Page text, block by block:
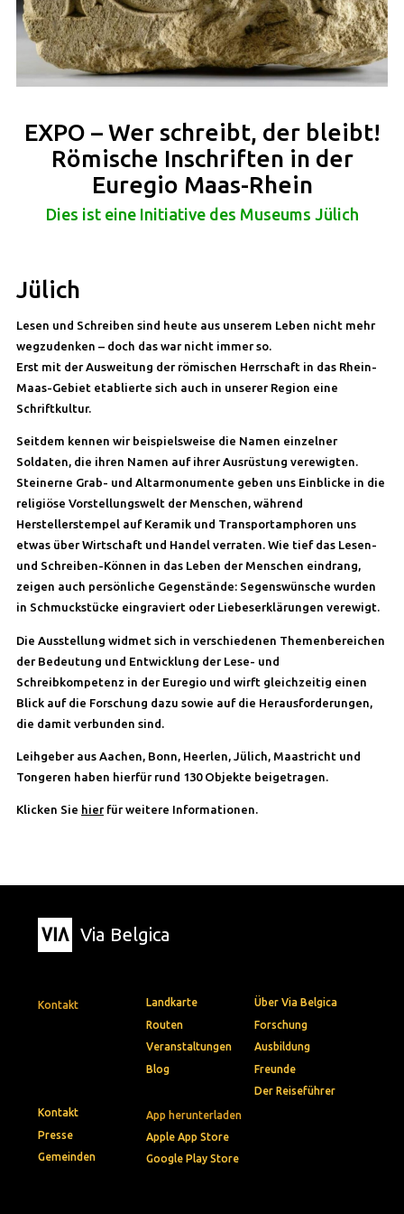
EXPO – Wer schreibt, der bleibt!
Römische Inschriften in der
Euregio Maas-Rhein
Dies ist eine Initiative des Museums Jülich
Jülich
Lesen und Schreiben sind heute aus unserem Leben nicht mehr
wegzudenken – doch das war nicht immer so.
Erst mit der Ausweitung der römischen Herrschaft in das Rhein-
Maas-Gebiet etablierte sich auch in unserer Region eine
Schriftkultur.
Seitdem kennen wir beispielsweise die Namen einzelner
Soldaten, die ihren Namen auf ihrer Ausrüstung verewigten.
Steinerne Grab- und Altarmonumente geben uns Einblicke in die
religiöse Vorstellungswelt der Menschen, während
Herstellerstempel auf Keramik und Transportamphoren uns
etwas über Wirtschaft und Handel verraten. Wie tief das Lesen-
und Schreiben-Können in das Leben der Menschen eindrang,
zeigen auch persönliche Gegenstände: Segenswünsche wurden
in Schmuckstücke eingraviert oder Liebeserklärungen verewigt.
Die Ausstellung widmet sich in verschiedenen Themenbereichen
der Bedeutung und Entwicklung der Lese- und
Schreibkompetenz in der Euregio und wirft gleichzeitig einen
Blick auf die Forschung dazu sowie auf die Herausforderungen,
die damit verbunden sind.
Leihgeber aus Aachen, Bonn, Heerlen, Jülich, Maastricht und
Tongeren haben hierfür rund 130 Objekte beigetragen.
Klicken Sie hierfür weitere Informationen.
Via Belgica
Kontakt
App herunterladen
Apple App Store
Google Play Store
Landkarte
Routen
Veranstaltungen
Blog
Über Via Belgica
Forschung
Ausbildung
Freunde
Der Reiseführer
Kontakt
Presse
Gemeinden